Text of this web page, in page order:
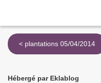
< plantations 05/04/2014
Hébergé par Eklablog